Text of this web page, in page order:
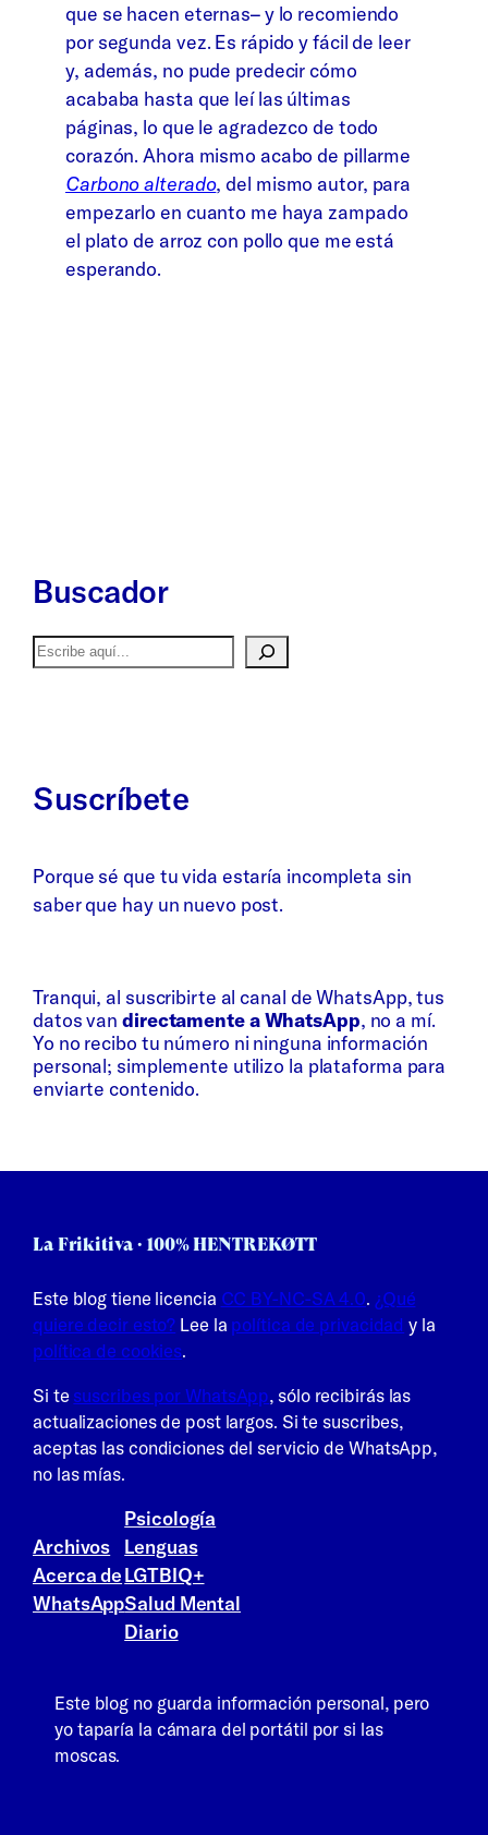
que se hacen eternas– y lo recomiendo
por segunda vez. Es rápido y fácil de leer
y, además, no pude predecir cómo
acababa hasta que leí las últimas
páginas, lo que le agradezco de todo
corazón. Ahora mismo acabo de pillarme
Carbono alterado, del mismo autor, para
empezarlo en cuanto me haya zampado
el plato de arroz con pollo que me está
esperando.
Buscador
Buscar
Suscríbete
Porque sé que tu vida estaría incompleta sin
saber que hay un nuevo post.
Tranqui, al suscribirte al canal de WhatsApp, tus
datos vandirectamente a WhatsApp, no a mí.
Yo no recibo tu número ni ninguna información
personal; simplemente utilizo la plataforma para
enviarte contenido.
La Frikitiva · 100% HENTREKØTT
Este blog tiene licencia CC BY-NC-SA 4.0. ¿Qué
quiere decir esto? Lee la política de privacidad y la
política de cookies.
Si te suscribes por WhatsApp, sólo recibirás las
actualizaciones de post largos. Si te suscribes,
aceptas las condiciones del servicio de WhatsApp,
no las mías.
Archivos
Acerca de
WhatsApp
Psicología
Lenguas
LGTBIQ+
Salud Mental
Diario
Este blog no guarda información personal, pero
yo taparía la cámara del portátil por si las
moscas.